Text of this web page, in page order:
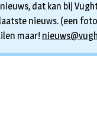
dat kan bij Vught
nieuws. (een
maar!